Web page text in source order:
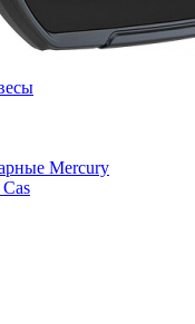
М
Mercury